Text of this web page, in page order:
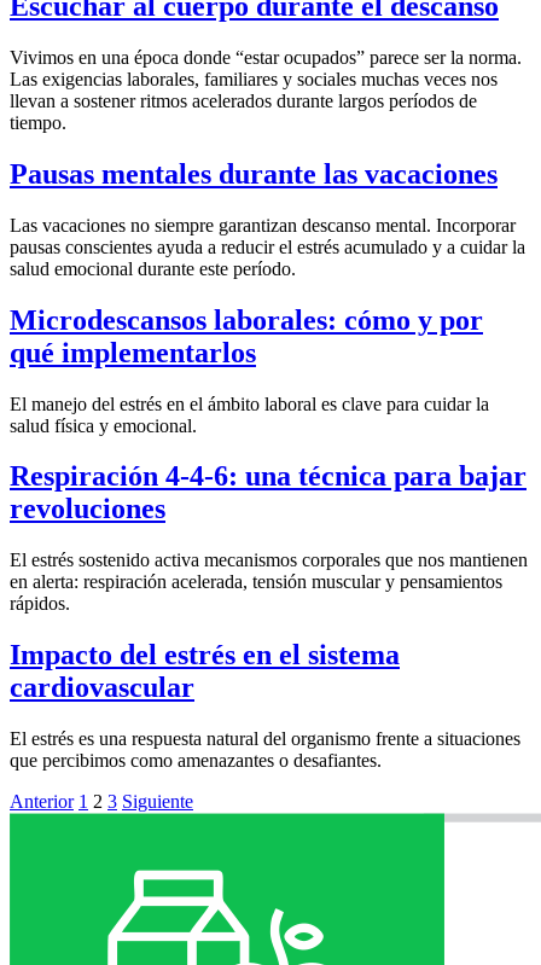
Vivimos en una época donde “estar ocupados” parece ser la norma.
Las exigencias laborales, familiares y sociales muchas veces nos
llevan a sostener ritmos acelerados durante largos períodos de
tiempo.
Pausas mentales durante las vacaciones
Las vacaciones no siempre garantizan descanso mental. Incorporar
pausas conscientes ayuda a reducir el estrés acumulado y a cuidar la
salud emocional durante este período.
Microdescansos laborales: cómo y por
qué implementarlos
El manejo del estrés en el ámbito laboral es clave para cuidar la
salud física y emocional.
Respiración 4-4-6: una técnica para bajar
revoluciones
El estrés sostenido activa mecanismos corporales que nos mantienen
en alerta: respiración acelerada, tensión muscular y pensamientos
rápidos.
Impacto del estrés en el sistema
cardiovascular
El estrés es una respuesta natural del organismo frente a situaciones
que percibimos como amenazantes o desafiantes.
Anterior 1 2 3 Siguiente